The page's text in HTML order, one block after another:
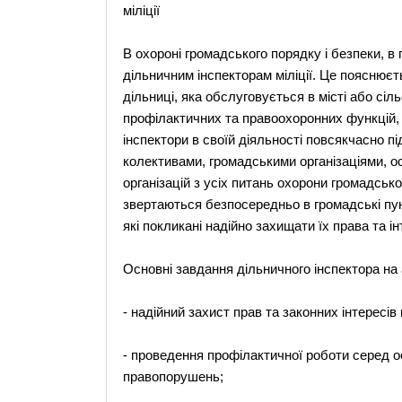
міліції
В охороні громадського порядку і безпеки,
дільничним інспекторам міліції. Це
дільниці, яка обслуговується в місті або
профілактичних та правоохоронних
інспектори в своїй діяльності
колективами, громадськими організаціями,
організацій з усіх питань охорони
звертаються безпосередньо в громадські
які покликані надійно захищати їх права та
Основні завдання дільничного інспектора на
- надійний захист прав та законних
- проведення профілактичної роботи серед
правопорушень;